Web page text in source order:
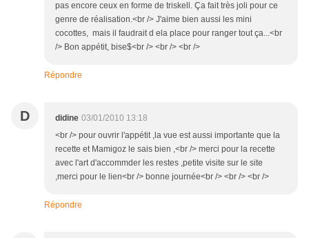
pas encore ceux en forme de triskell. Ça fait très joli pour ce
genre de réalisation.<br /> J'aime bien aussi les mini
cocottes, mais il faudrait d ela place pour ranger tout ça...<br
/> Bon appétit, bise$<br /> <br /> <br />
Répondre
D didine 03/01/2010 13:18
<br /> pour ouvrir l'appétit ,la vue est aussi importante que la
recette et Mamigoz le sais bien ,<br /> merci pour la recette
avec l'art d'accommder les restes ,petite visite sur le site
,merci pour le lien<br /> bonne journée<br /> <br /> <br />
Répondre